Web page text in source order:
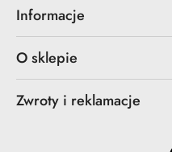
Informacje
O sklepie
Zwroty i reklamacje